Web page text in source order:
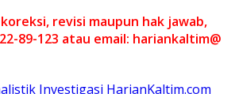
revisi maupun hak jawab,
89-123 atau email: hariankaltim@